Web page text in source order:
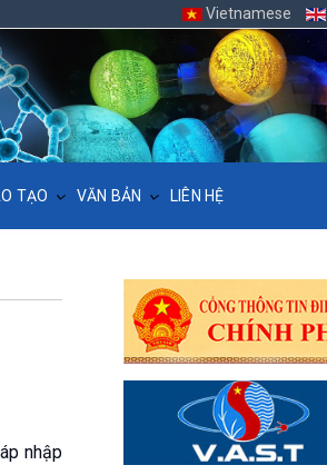
Vietnamese
TẠO VĂN BẢN LIÊN HỆ
nhập